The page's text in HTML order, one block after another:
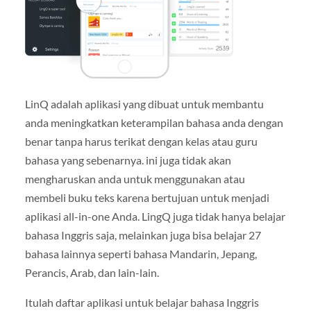
LinQ adalah aplikasi yang dibuat untuk membantu
anda meningkatkan keterampilan bahasa anda dengan
benar tanpa harus terikat dengan kelas atau guru
bahasa yang sebenarnya. ini juga tidak akan
mengharuskan anda untuk menggunakan atau
membeli buku teks karena bertujuan untuk menjadi
aplikasi all-in-one Anda. LingQ juga tidak hanya belajar
bahasa Inggris saja, melainkan juga bisa belajar 27
bahasa lainnya seperti bahasa Mandarin, Jepang,
Perancis, Arab, dan lain-lain.
Itulah daftar aplikasi untuk belajar bahasa Inggris